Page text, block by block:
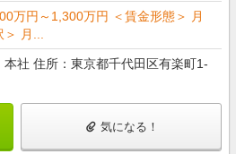
万円～1,300万円 ＜賃金形態＞ 月
月...
本社 住所：東京都千代田区有楽町1-
気になる！